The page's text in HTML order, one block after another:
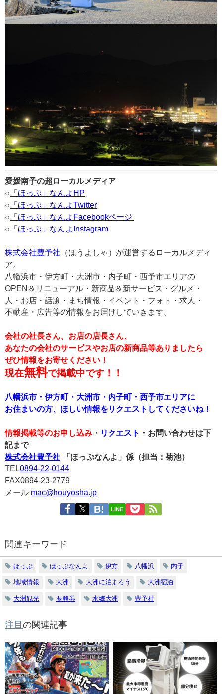
愛媛南予の超ローカルメディア
○ 「ほっぷ」なんよHP
○ 「ほっぷ」なんよTwitter
○ 「ほっぷ」なんよFacebookページ
○ 「ほっぷ」なんよInstagram
株式会社豊予社 （ほうよしゃ）が運営するローカルメディ
ア。
八幡浜市・伊方町・大洲市・内子町・西予市エリアの
OPEN＆リニューアル・新商品＆新サービス・グルメ・
人・お店・話題・まち情報・イベント・フォト・求人・
不動産・広告等の情報をお届けしていきます。
会社の社長さん、お店の店長さん、
あなたの会社のサービスやお店の新商品等ありましたら
ぜひ情報をお寄せください！
現在無料で掲載中です！！
八幡浜市・伊方町・大洲市・内子町・西予市エリアに
お住まいの方、ほしい情報をリクエストしてくださいね！
情報掲載等のお申し込み ・ リクエスト
・お問い合わせは下
記まで
株式会社豊予社 「ほっぷなんよ」係（担当：菊池）
TEL 0894-22-0144
FAX0894-23-2779
メール mac@houyosha.jp
LINE
関連キーワード
ほっぷ ほっぷなんよ 伊方 八幡浜 内子
地域情報 大洲 大洲に泊まろう 大洲宿泊
大洲観光 振興券 水郷大洲 豊予社
注目 の関連記事